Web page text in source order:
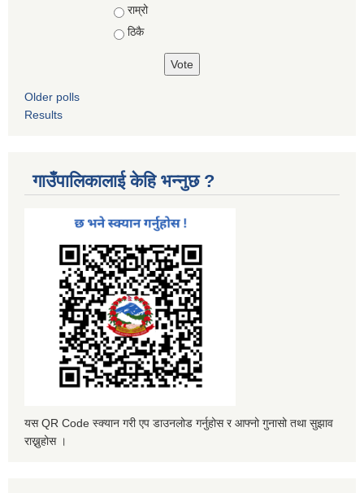
Choices
राम्रो
ठिकै
Older polls
Results
गाउँपालिकालाई केहि भन्नुछ ?
यस QR Code स्क्यान गरी एप डाउनलोड गर्नुहोस र आफ्नो गुनासो तथा सुझाव
राख्नुहोस ।